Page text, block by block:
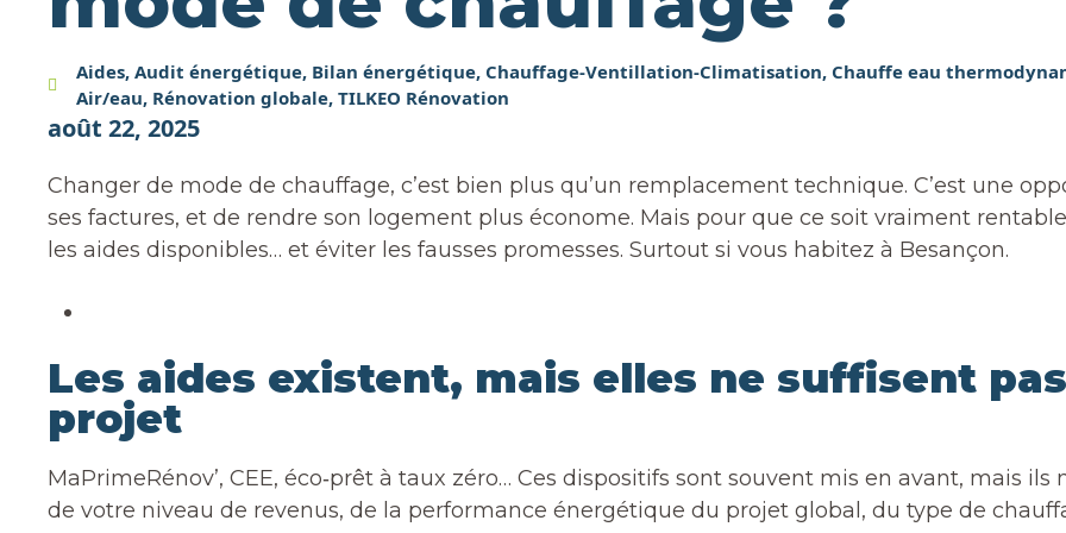
Aides, Audit énergétique, Bilan énergétique, Chauffage-Ventillation-Climatisation, Chauffe eau
Air/eau, Rénovation globale, TILKEO Rénovation
août 22, 2025
Changer de mode de chauffage, c’est bien plus qu’un remplacement technique. C’est une
ses factures, et de rendre son logement plus économe. Mais pour que ce soit vraiment
les aides disponibles… et éviter les fausses promesses. Surtout si vous habitez à Besançon.
Les aides existent, mais elles ne suffisent
projet
MaPrimeRénov’, CEE, éco‑prêt à taux zéro… Ces dispositifs sont souvent mis en avant, mais
de votre niveau de revenus, de la performance énergétique du projet global, du type de